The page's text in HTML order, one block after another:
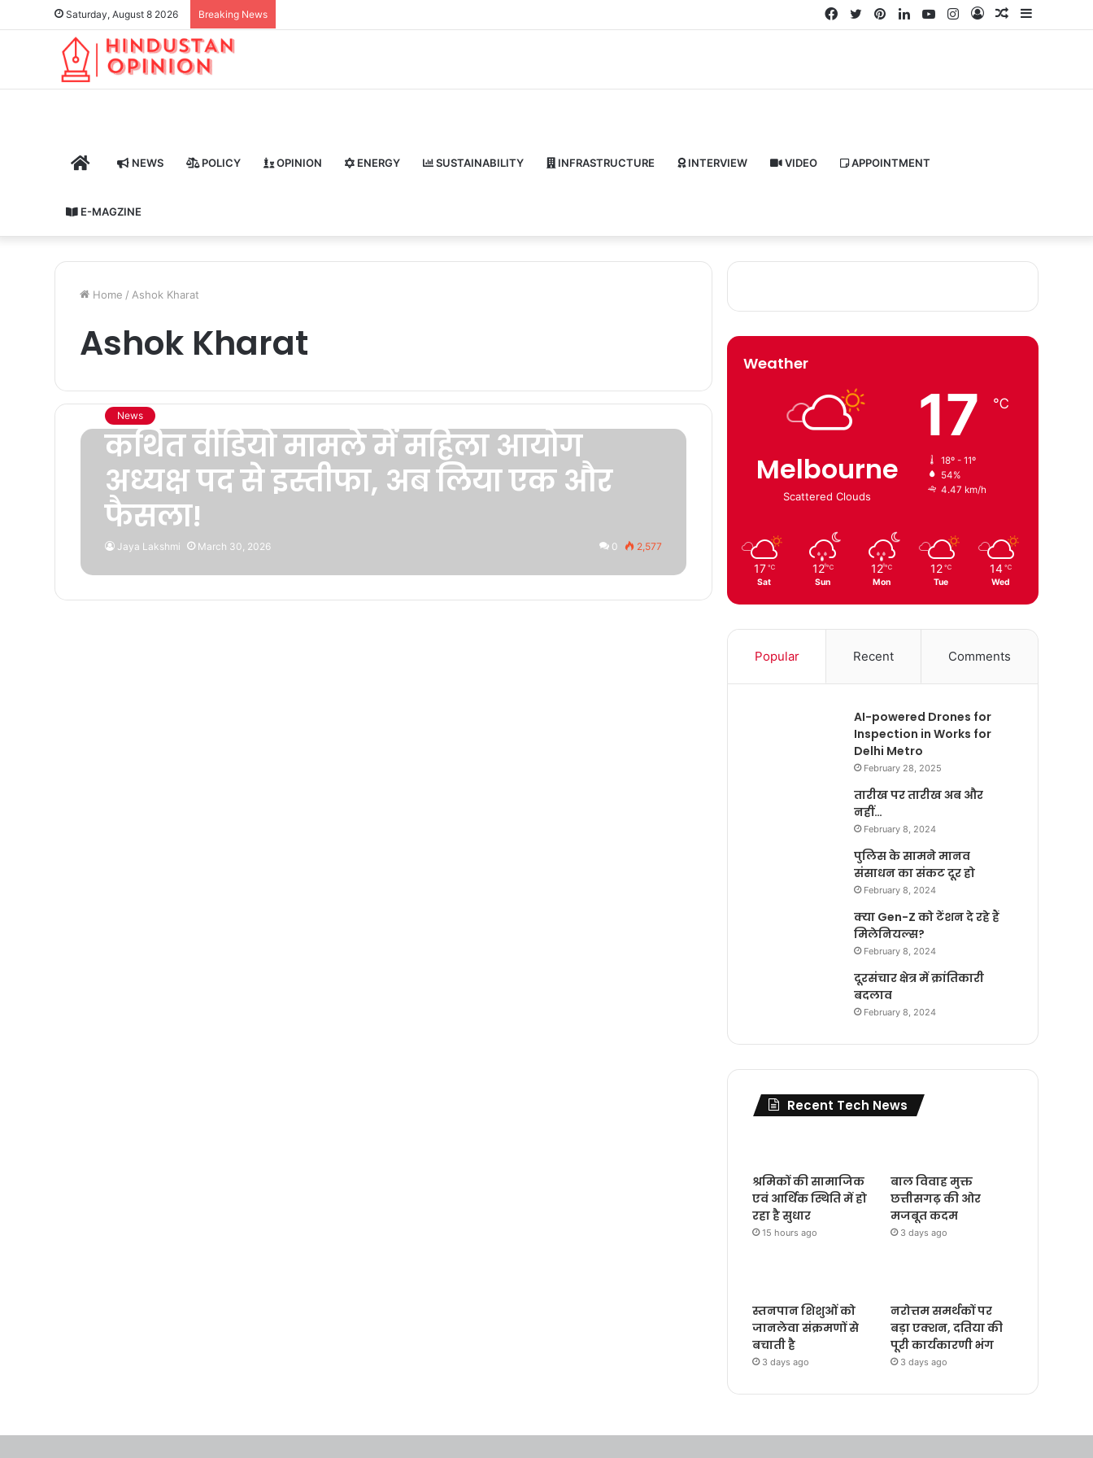
Saturday, August 8 2026 Breaking News
Random
Log
Instagram
YouTube
LinkedIn
Pinterest
Twitter
Facebook
HOME NEWS POLICY OPINION ENERGY SUSTAINABILITY INFRASTRUCTURE INTERVIEW VIDEO APPOINTMENT
E-MAGZINE
Home / Ashok Kharat
Ashok Kharat
News
कथित वीडियो मामले में महिला आयोग
अध्यक्ष पद से इस्तीफा, अब लिया एक और
फैसला!
Jaya Lakshmi March 30, 2026 0 2,577
Weather
Melbourne
Scattered Clouds
17 ℃
18º - 11º
54%
4.47 km/h
17 ℃
Sat
12 ℃
Sun
12 ℃
Mon
12 ℃
Tue
14 ℃
Wed
Popular Recent Comments
AI-powered Drones for
Inspection in Works for
Delhi Metro
February 28, 2025
तारीख पर तारीख अब और
नहीं…
February 8, 2024
पुलिस के सामने मानव
संसाधन का संकट दूर हो
February 8, 2024
क्या Gen-Z को टेंशन दे रहे हैं
मिलेनियल्स?
February 8, 2024
दूरसंचार क्षेत्र में क्रांतिकारी
बदलाव
February 8, 2024
Recent Tech News
श्रमिकों की सामाजिक
एवं आर्थिक स्थिति में हो
रहा है सुधार
15 hours ago
बाल विवाह मुक्त
छत्तीसगढ़ की ओर
मजबूत कदम
3 days ago
स्तनपान शिशुओं को
जानलेवा संक्रमणों से
बचाती है
3 days ago
नरोत्तम समर्थकों पर
बड़ा एक्शन, दतिया की
पूरी कार्यकारणी भंग
3 days ago